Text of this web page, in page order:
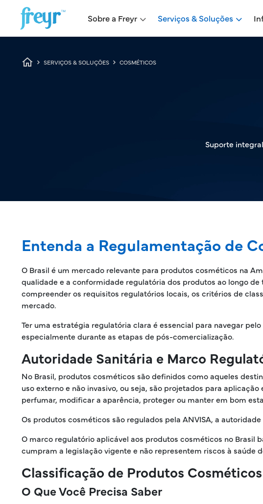
Skip to main content
Main navigation
Sobre a Freyr Serviços & Soluções
Breadcrumb
SERVIÇOS & SOLUÇÕES COSMÉTICOS
Suporte
Entenda a Regulamentação de
O Brasil é um mercado relevante para produtos cosméticos na
qualidade e a conformidade regulatória dos produtos ao longo
compreender os requisitos regulatórios locais, os critérios de
mercado.
Ter uma estratégia regulatória clara é essencial para navegar
especialmente durante as etapas de pós-comercialização.
Autoridade Sanitária e Marco
No Brasil, produtos cosméticos são definidos como aqueles
uso externo e não invasivo, ou seja, são projetados para
perfumar, modificar a aparência, proteger ou manter em bom
Os produtos cosméticos são regulados pela ANVISA, a
O marco regulatório aplicável aos produtos cosméticos no Brasil
cumpram a legislação vigente e não representem riscos à saúde
Classificação de Produtos
O Que Você Precisa Saber